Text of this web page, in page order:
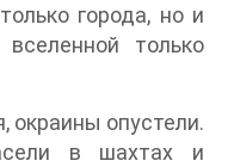
города, но и
только
окраины опустели.
в шахтах и